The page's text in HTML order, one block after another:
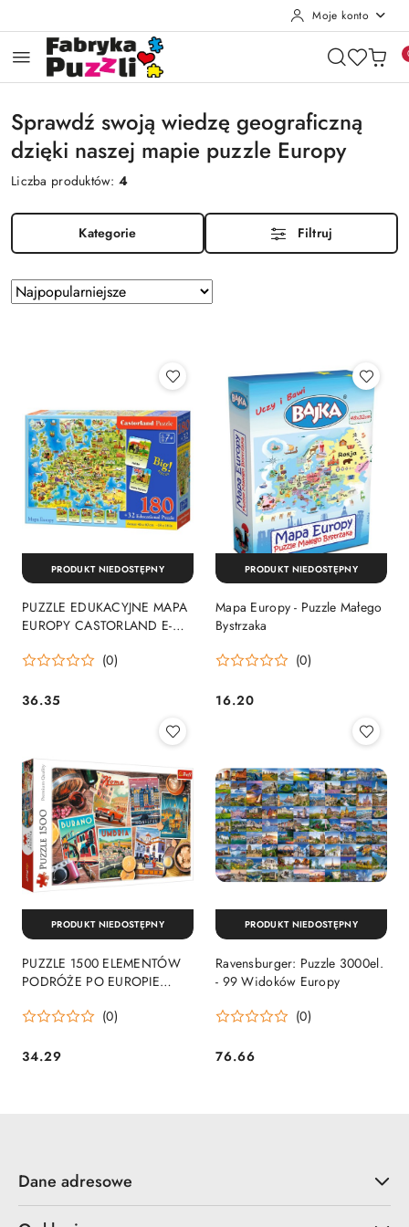
Moje konto
Sprawdź swoją wiedzę geograficzną
dzięki naszej mapie puzzle Europy
Liczba produktów:4
Kategorie Filtruj
Zastosowano
sortowanie:
Sortuj
według
PUZZLE EDUKACYJNE MAPA
EUROPY CASTORLAND E-
(0)
Cena:
36.35
PRODUKT NIEDOSTĘPNY
Mapa Europy - Puzzle Małego
Bystrzaka
(0)
Cena:
16.20
PRODUKT NIEDOSTĘPNY
PUZZLE 1500 ELEMENTÓW
PODRÓŻE PO EUROPIE
(0)
Cena:
34.29
PRODUKT NIEDOSTĘPNY
Ravensburger: Puzzle 3000el.
- 99 Widoków Europy
(0)
Cena:
76.66
PRODUKT NIEDOSTĘPNY
Dane adresowe